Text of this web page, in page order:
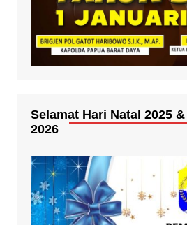
Selamat Hari Natal 2025
2026